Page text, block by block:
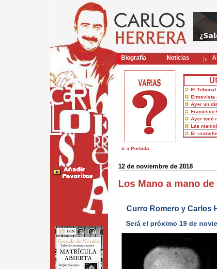
El
Entrevista
Ayer un
Francisco
Ayer tocó
Las
El
ir a Portada
12 de noviembre de 2018
Los Mano a mano
Curro Romero y Carlos
Será el próximo 19 de
Biografía Noticias